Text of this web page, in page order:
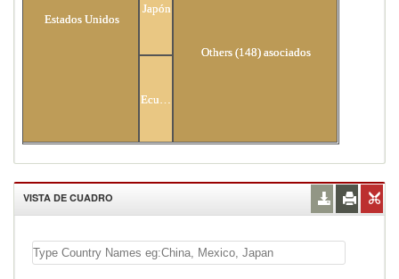
Estados Unidos
Japón
Others (148) asociados
VISTA DE CUADRO